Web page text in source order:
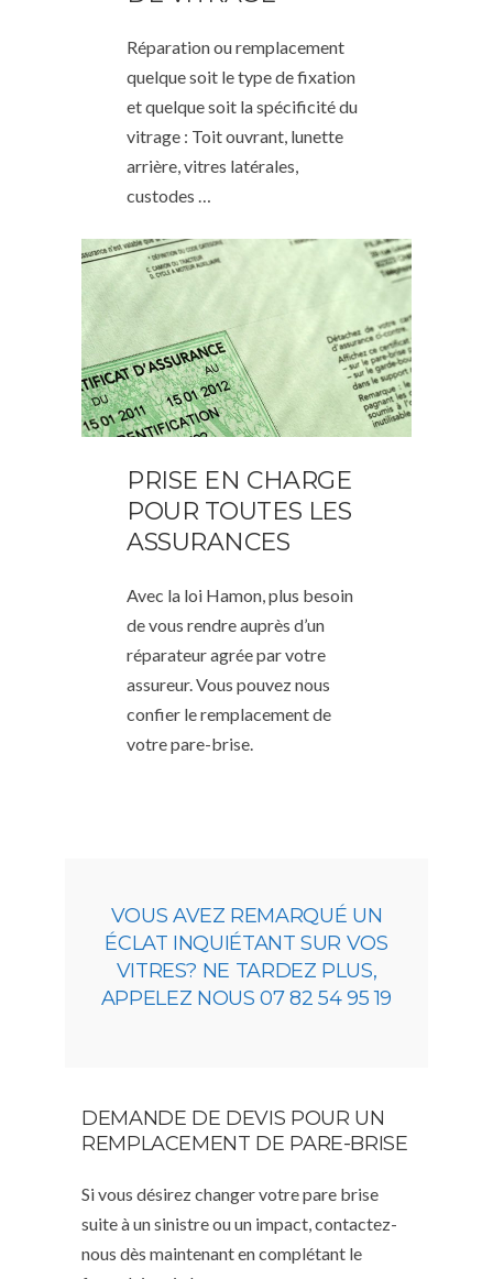
Réparation ou remplacement
quelque soit le type de fixation
et quelque soit la spécificité du
vitrage : Toit ouvrant, lunette
arrière, vitres latérales,
custodes …
PRISE EN CHARGE
POUR TOUTES LES
ASSURANCES
Avec la loi Hamon, plus besoin
de vous rendre auprès d’un
réparateur agrée par votre
assureur. Vous pouvez nous
confier le remplacement de
votre pare-brise.
VOUS AVEZ REMARQUÉ UN
ÉCLAT INQUIÉTANT SUR VOS
VITRES? NE TARDEZ PLUS,
APPELEZ NOUS 07 82 54 95 19
DEMANDE DE DEVIS POUR UN
REMPLACEMENT DE PARE-BRISE
Si vous désirez changer votre pare brise
suite à un sinistre ou un impact, contactez-
nous dès maintenant en complétant le